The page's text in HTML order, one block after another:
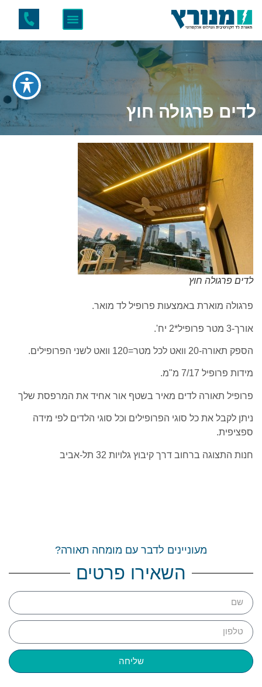
לדים פרגולה חוץ
לדים פרגולה חוץ
פרגולה מוארת באמצעות פרופיל לד מואר.
אורך-3 מטר פרופיל*2 יח'.
הספק תאורה-20 וואט לכל מטר=120 וואט לשני הפרופילים.
מידות פרופיל 7/17 מ"מ.
פרופיל תאורה לדים מאיר בשטף אור אחיד את המרפסת שלך
ניתן לקבל את כל סוגי הפרופילים וכל סוגי הלדים לפי מידה
ספציפית.
חנות התצוגה ברחוב דרך קיבוץ גלויות 32 תל-אביב
מעוניינים לדבר עם מומחה תאורה?
השאירו פרטים
שליחה